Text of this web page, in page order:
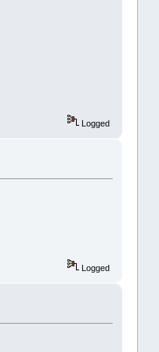
Logged
Logged